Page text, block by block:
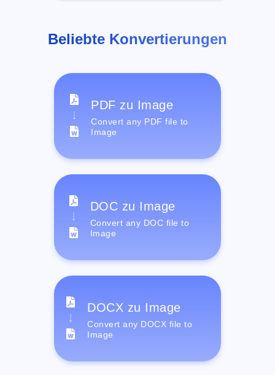
Beliebte Konvertierungen
PDF zu Image
Convert any PDF file to
Image
DOC zu Image
Convert any DOC file to
Image
DOCX zu Image
Convert any DOCX file to
Image